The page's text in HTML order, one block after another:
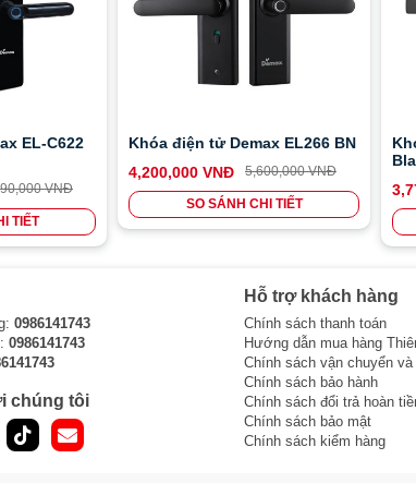
cảm biến nhiệt trên thiết bị sẽ phát hiện và kích hoạt
như cháy nổ, giúp người dùng có thể thoát hiểm
hủy do tác động của dòng điện cường độ cao từ bên
ngay cả trong trường hợp có sự can thiệp bất hợp
kẹt hoặc có sự xâm nhập mạnh từ bên ngoài, và tự
lý tình huống kịp thời.
khóa
được đóng hoàn toàn và tự động khóa cửa sau
EL-C622
VNĐ
TIẾT
Khóa điện tử Demax EL266 BN
4,200,000 VNĐ
5,600,000 VNĐ
SO SÁNH CHI TIẾT
0986141743
0986141743
chúng tôi
Hỗ trợ khách hàng
Chính sách thanh toán
Hướng dẫn mua hàng
Chính sách vận chuyển và
Chính sách bảo hành
Chính sách đổi trả hoàn
Chính sách bảo mật
Chính sách kiểm hàng